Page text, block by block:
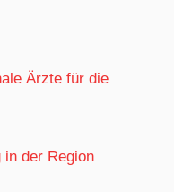
Ärzte für die
in der Region